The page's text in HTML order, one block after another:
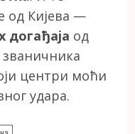
од Кијева —
догађаја од
центри моћи
удара.